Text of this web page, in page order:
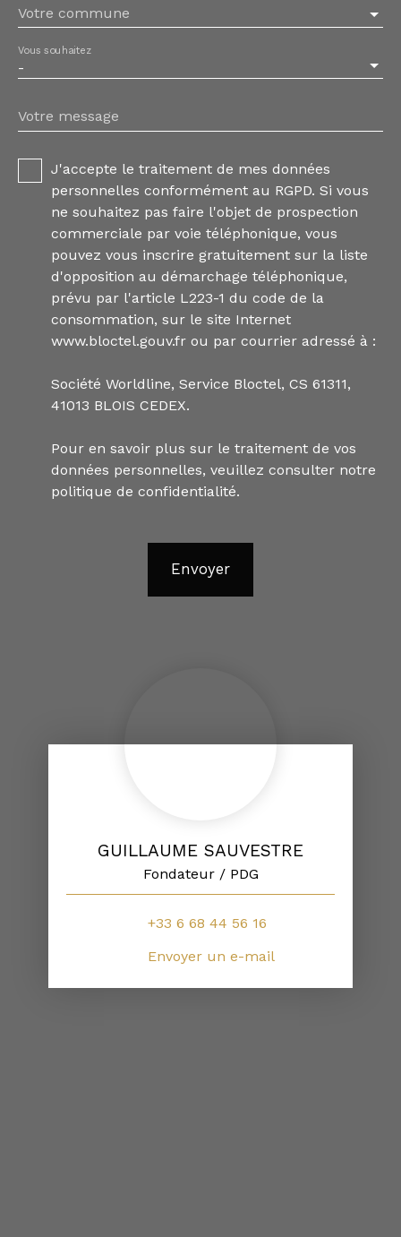
Votre commune
-
Vous souhaitez
Votre message
J'accepte le traitement de mes données
personnelles conformément au RGPD. Si vous
ne souhaitez pas faire l'objet de prospection
commerciale par voie téléphonique, vous
pouvez vous inscrire gratuitement sur la liste
d'opposition au démarchage téléphonique,
prévu par l'article L223-1 du code de la
consommation, sur le site Internet
www.bloctel.gouv.fr ou par courrier adressé à :
Société Worldline, Service Bloctel, CS 61311,
41013 BLOIS CEDEX.
Pour en savoir plus sur le traitement de vos
données personnelles, veuillez consulter notre
politique de confidentialité.
Envoyer
GUILLAUME SAUVESTRE
Fondateur / PDG
+33 6 68 44 56 16
Envoyer un e-mail